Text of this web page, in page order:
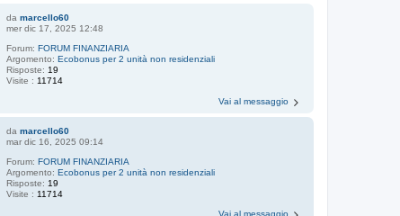
damarcello60
mer dic 17, 2025 12:48
Forum:FORUM FINANZIARIA
Argomento:Ecobonus per 2 unità non residenziali
Risposte: 19
Visite : 11714
Vai al messaggio
damarcello60
mar dic 16, 2025 09:14
Forum:FORUM FINANZIARIA
Argomento:Ecobonus per 2 unità non residenziali
Risposte: 19
Visite : 11714
Vai al messaggio